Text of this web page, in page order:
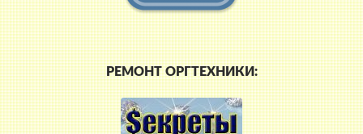
РЕМОНТ ОРГТЕХНИКИ: